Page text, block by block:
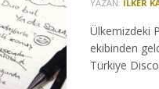
YAZAN: İLKER
Ülkemizdeki
ekibinden
Türkiye